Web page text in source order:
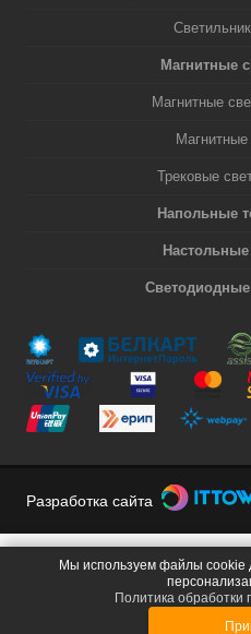
Магнитные
Магнитные
Магнитные
Трековые
Напольные
Разработка сайта
Мы используем файлы cookie
Политика